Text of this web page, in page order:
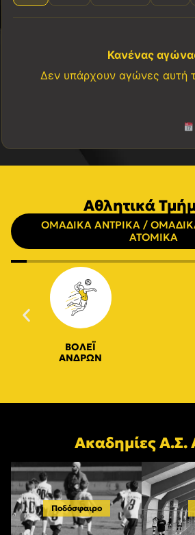
Κανένας
Δεν υπάρχουν αγώνες αυτή
Αθλητικά
ΟΜΑΔΙΚΑ ΑΝΤΡΙΚΑ /
ΑΤΟΜΙΚΑ
ΒΟΛΕΪ
ΑΝΔΡΩΝ
Ακαδημίες Α.Σ.
Ποδόσφαιρο